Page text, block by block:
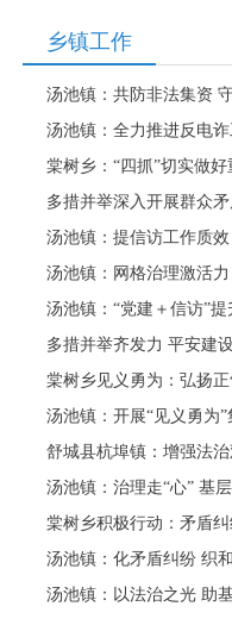
乡镇工作
汤池镇：共防非法集资
汤池镇：全力推进反电
棠树乡：“四抓”切实做
多措并举深入开展群众
汤池镇：提信访工作质
汤池镇：网格治理激活
汤池镇：“党建＋信访”
多措并举齐发力 平安建
棠树乡见义勇为：弘扬
汤池镇：开展“见义勇为
舒城县杭埠镇：增强法
汤池镇：治理走“心” 基
棠树乡积极行动：矛盾
汤池镇：化矛盾纠纷 织
汤池镇：以法治之光 助